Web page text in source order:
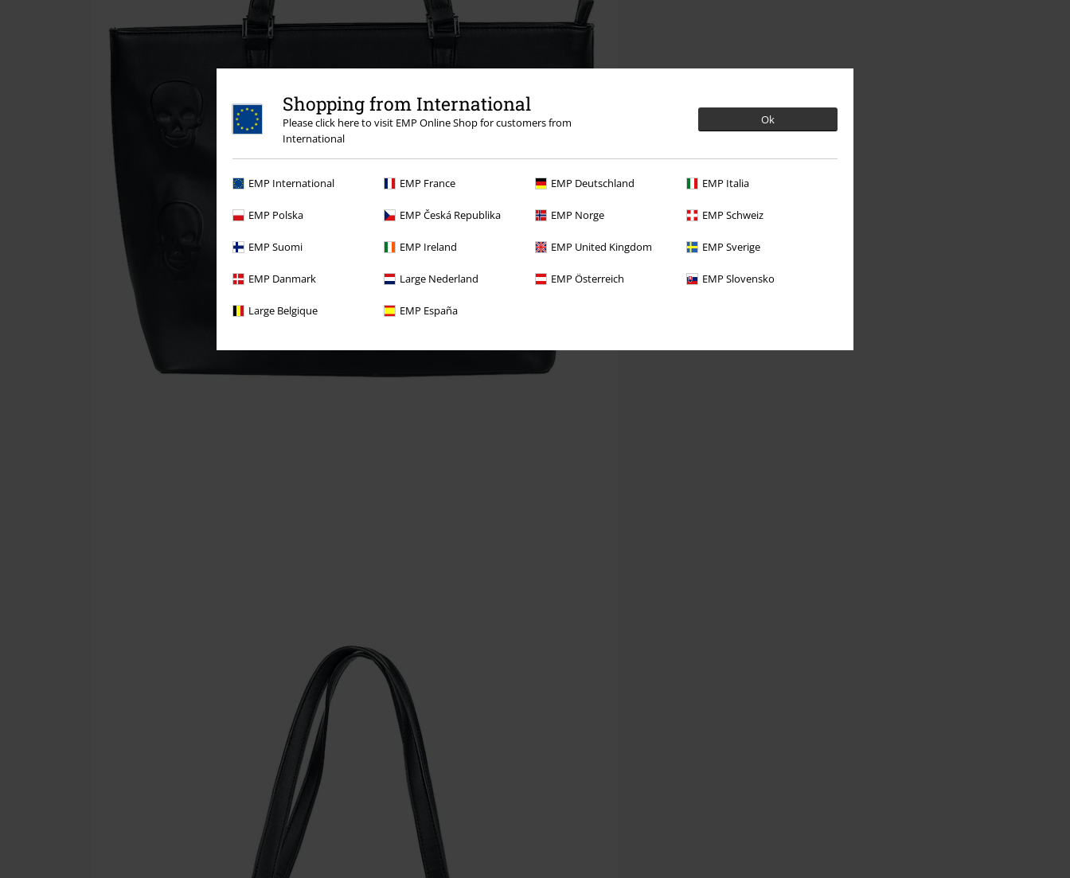
Shopping from International
Please click here to visit EMP Online Shop for customers from
International
Ok
EMP International EMP France EMP Deutschland EMP Italia
EMP Polska EMP Česká Republika EMP Norge EMP Schweiz
EMP Suomi EMP Ireland EMP United Kingdom EMP Sverige
EMP Danmark Large Nederland EMP Österreich EMP Slovensko
Large Belgique EMP España